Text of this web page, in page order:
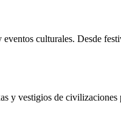
culturales. Desde
vestigios de civilizaciones